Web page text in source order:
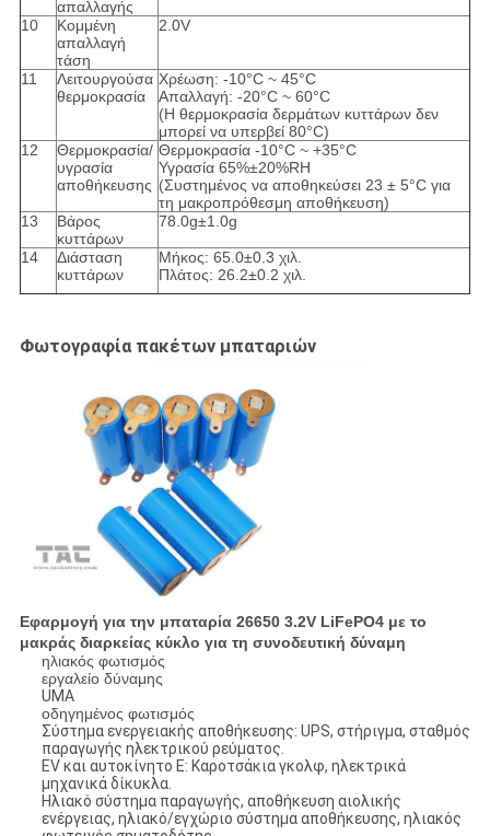
απαλλαγής
10
Κομμένη
απαλλαγή
τάση
2.0V
11
Λειτουργούσα
θερμοκρασία
Χρέωση: -10°C ~ 45°C
Απαλλαγή: -20°C ~ 60°C
(Η θερμοκρασία δερμάτων κυττάρων δεν
μπορεί να υπερβεί 80°C)
12
Θερμοκρασία/
υγρασία
αποθήκευσης
Θερμοκρασία -10°C ~ +35°C
Υγρασία 65%±20%RH
(Συστημένος να αποθηκεύσει 23 ± 5°C για
τη μακροπρόθεσμη αποθήκευση)
13
Βάρος
κυττάρων
78.0g±1.0g
14
Διάσταση
κυττάρων
Μήκος: 65.0±0.3 χιλ.
Πλάτος: 26.2±0.2 χιλ.
Φωτογραφία πακέτων μπαταριών
Εφαρμογή για την μπαταρία 26650 3.2V LiFePO4 με το
μακράς διαρκείας κύκλο για τη συνοδευτική δύναμη
ηλιακός φωτισμός
εργαλείο δύναμης
UMA
οδηγημένος φωτισμός
Σύστημα ενεργειακής αποθήκευσης: UPS, στήριγμα, σταθμός
παραγωγής ηλεκτρικού ρεύματος.
EV και αυτοκίνητο Ε: Καροτσάκια γκολφ, ηλεκτρικά
μηχανικά δίκυκλα.
Ηλιακό σύστημα παραγωγής, αποθήκευση αιολικής
ενέργειας, ηλιακό/εγχώριο σύστημα αποθήκευσης, ηλιακός